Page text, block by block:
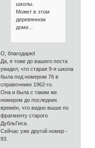
школы.
Может в этом
деревянном
доме...
О, благодарю!
Да, я тоже до вашего поста
увидел, что старая 9-я школа
была под номером 76 в
справочнике 1962-го.
Она и была с таким же
номером до последних
времён, что видно выше по
фрагменту старого
ДубльГиса.
Сейчас уже другой номер -
93.